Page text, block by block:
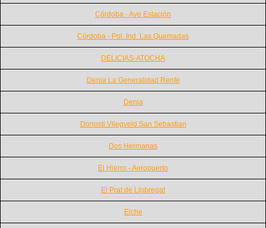
Córdoba - Ave Estación
Córdoba - Pol. Ind. Las Quemadas
DELICIAS-ATOCHA
Denia La Generalidad Renfe
Denia
Donosti Vliegveld San Sebastian
Dos Hermanas
El Hierro - Aeropuerto
El Prat de Llobregat
Elche